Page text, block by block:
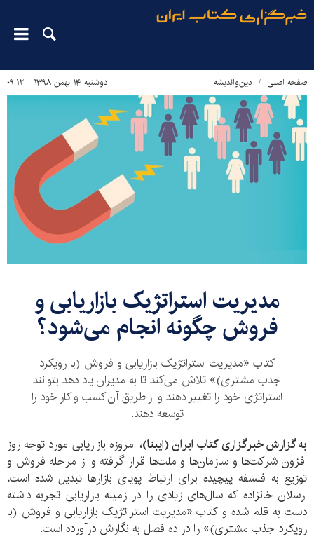
صفحه اصلی دین‌واندیشه دوشنبه ۱۴ بهمن ۱۳۹۸ - ۰۹:۱۲
مدیریت استراتژیک بازاریابی و
فروش چگونه انجام می‌شود؟
کتاب «مدیریت استراتژیک بازاریابی و فروش (با رویکرد
جذب مشتری)» تلاش می‌کند تا به مدیران یاد دهد بتوانند
استراتژی خود را تغییر دهند و از طریق آن کسب و کار خود را
توسعه دهند.
به گزارش خبرگزاری کتاب ایران (ایبنا)، امروزه بازاریابی مورد توجه روز
افزون شرکت‌ها و سازمان‌ها و ملت‌ها قرار گرفته و از مرحله فروش و
توزیع به فلسفه پیچیده برای ارتباط پویای بازارها تبدیل شده است،
ارسلان خانزاده که سال‌های زیادی را در زمینه بازاریابی تجربه داشته
دست به قلم شده و کتاب «مدیریت استراتژیک بازاریابی و فروش (با
رویکرد جذب مشتری)» را در ده فصل به نگارش درآورده است.